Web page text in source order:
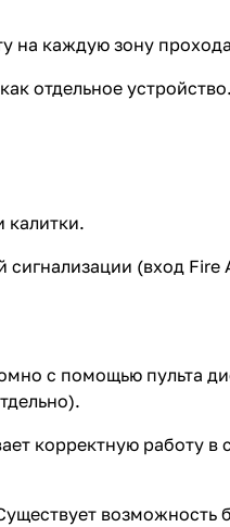
на каждую зону
отдельное
калитки.
(вход Fire
с помощью пульта
корректную работу в
возможность